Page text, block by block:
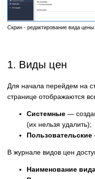
Скрин - редактирование вида цены
1. Виды цен
Для начала перейдем на
странице отображаются
Системные —
(их нельзя удалить);
Пользовательские
В журнале видов цен
Наименование